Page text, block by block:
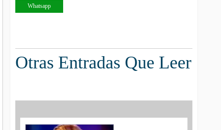
Whatsapp
Otras Entradas Que Leer